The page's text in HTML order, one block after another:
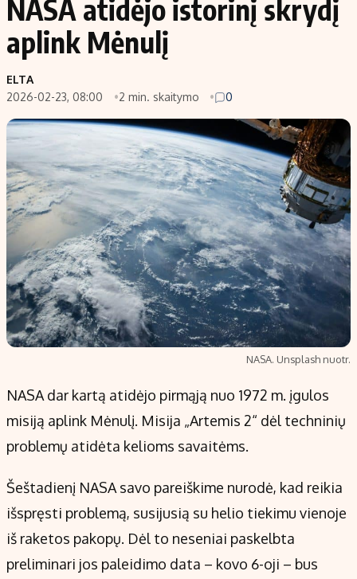
NASA atidėjo istorinį skrydį
aplink Mėnulį
ELTA
2026-02-23, 08:00
2 min. skaitymo 0
NASA. Unsplash nuotr.
NASA dar kartą atidėjo pirmąją nuo 1972 m. įgulos
misiją aplink Mėnulį. Misija „Artemis 2“ dėl techninių
problemų atidėta kelioms savaitėms.
Šeštadienį NASA savo pareiškime nurodė, kad reikia
išspręsti problemą, susijusią su helio tiekimu vienoje
iš raketos pakopų. Dėl to neseniai paskelbta
preliminari jos paleidimo data – kovo 6-oji – bus